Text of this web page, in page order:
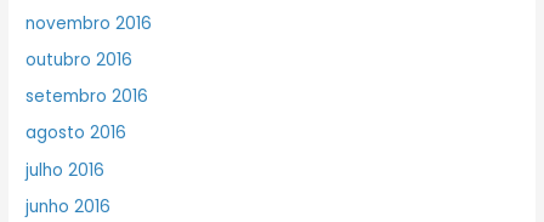
novembro 2016
outubro 2016
setembro 2016
agosto 2016
julho 2016
junho 2016